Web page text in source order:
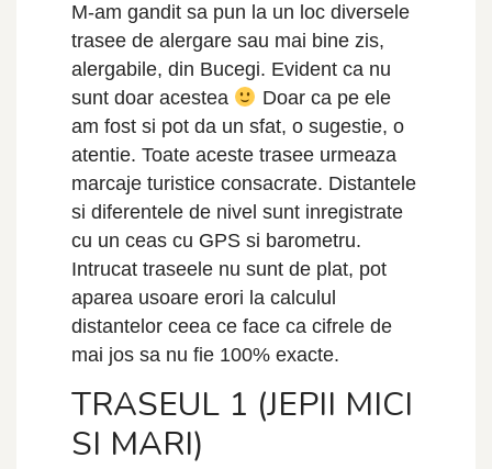
M-am gandit sa pun la un loc diversele
trasee de alergare sau mai bine zis,
alergabile, din Bucegi. Evident ca nu
sunt doar acestea
Doar ca pe ele
am fost si pot da un sfat, o sugestie, o
atentie. Toate aceste trasee urmeaza
marcaje turistice consacrate. Distantele
si diferentele de nivel sunt inregistrate
cu un ceas cu GPS si barometru.
Intrucat traseele nu sunt de plat, pot
aparea usoare erori la calculul
distantelor ceea ce face ca cifrele de
mai jos sa nu fie 100% exacte.
TRASEUL 1 (JEPII MICI
SI MARI)